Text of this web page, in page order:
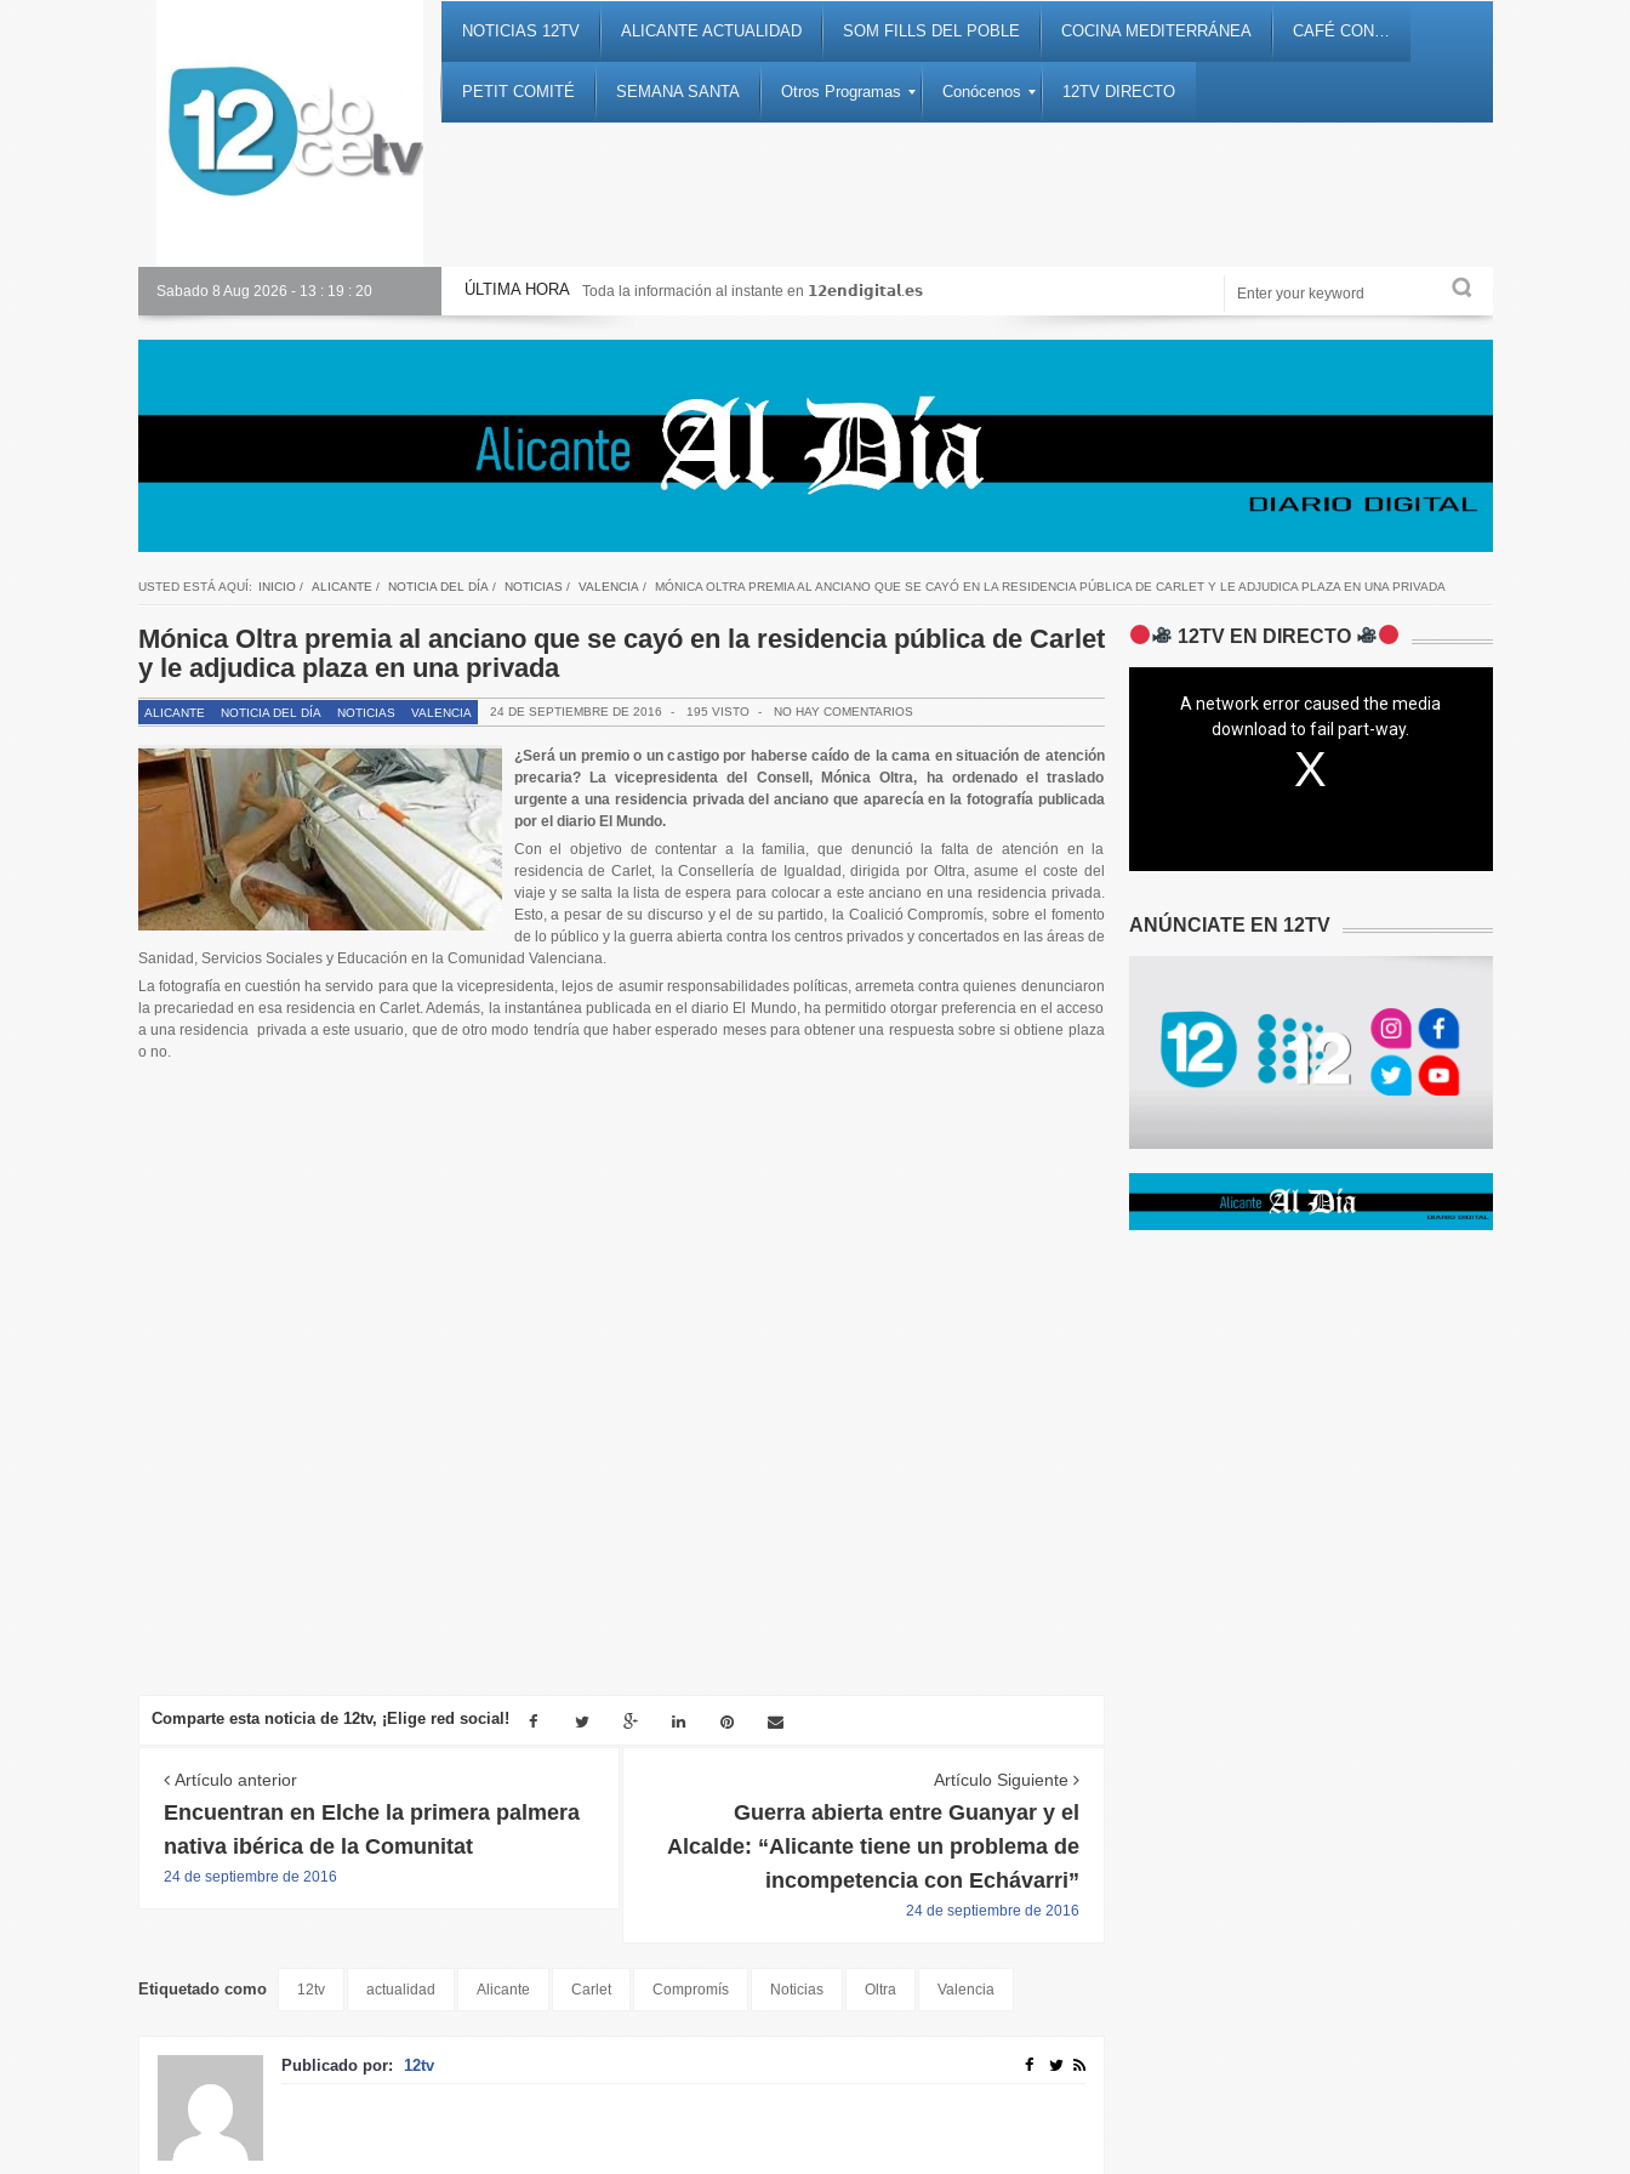
NOTICIAS 12TV ALICANTE ACTUALIDAD SOM FILLS DEL POBLE COCINA MEDITERRÁNEA CAFÉ CON…
PETIT COMITÉ SEMANA SANTA Otros Programas Conócenos 12TV DIRECTO
Sabado 8 Aug 2026 - 13 : 19 : 21 ÚLTIMA HORA
Alicante Actualidad Toda la información al instante en 𝟭𝟮𝗲𝗻𝗱𝗶𝗴𝗶𝘁𝗮𝗹.𝗲𝘀 Noticias, debates, fiestas, cultura, ocio y entretenimiento
USTED ESTÁ AQUÍ: INICIO/ ALICANTE / NOTICIA DEL DÍA / NOTICIAS / VALENCIA / MÓNICA OLTRA PREMIA AL ANCIANO QUE SE CAYÓ EN LA RESIDENCIA PÚBLICA DE CARLET Y LE ADJUDICA PLAZA EN UNA PRIVADA
Mónica Oltra premia al anciano que se cayó en la residencia pública de Carlet
y le adjudica plaza en una privada
ALICANTE NOTICIA DEL DÍA NOTICIAS VALENCIA 24 DE SEPTIEMBRE DE 2016 - 195 VISTO - NO HAY COMENTARIOS
¿Será un premio o un castigo por haberse caído de la cama en situación de atención
precaria? La vicepresidenta del Consell, Mónica Oltra, ha ordenado el traslado
urgente a una residencia privada del anciano que aparecía en la fotografía publicada
por el diario El Mundo.
Con el objetivo de contentar a la familia, que denunció la falta de atención en la
residencia de Carlet, la Consellería de Igualdad, dirigida por Oltra, asume el coste del
viaje y se salta la lista de espera para colocar a este anciano en una residencia privada.
Esto, a pesar de su discurso y el de su partido, la Coalició Compromís, sobre el fomento
de lo público y la guerra abierta contra los centros privados y concertados en las áreas de
Sanidad, Servicios Sociales y Educación en la Comunidad Valenciana.
La fotografía en cuestión ha servido para que la vicepresidenta, lejos de asumir responsabilidades políticas, arremeta contra quienes denunciaron
la precariedad en esa residencia en Carlet. Además, la instantánea publicada en el diario El Mundo, ha permitido otorgar preferencia en el acceso
a una residencia privada a este usuario, que de otro modo tendría que haber esperado meses para obtener una respuesta sobre si obtiene plaza
o no.
Comparte esta noticia de 12tv, ¡Elige red social!
Artículo anterior
Encuentran en Elche la primera palmera
nativa ibérica de la Comunitat
24 de septiembre de 2016
Artículo Siguiente
Guerra abierta entre Guanyar y el
Alcalde: “Alicante tiene un problema de
incompetencia con Echávarri”
24 de septiembre de 2016
Etiquetado como 12tv actualidad Alicante Carlet Compromís Noticias Oltra Valencia
Publicado por: 12tv
12TV EN DIRECTO
A network error caused the media
download to fail part-way.
ANÚNCIATE EN 12TV